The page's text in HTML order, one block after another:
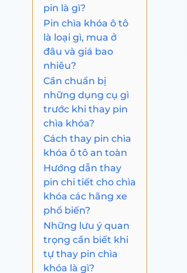
pin là gì?
Pin chìa khóa ô tô
là loại gì, mua ở
đâu và giá bao
nhiêu?
Cần chuẩn bị
những dụng cụ gì
trước khi thay pin
chìa khóa?
Cách thay pin chìa
khóa ô tô an toàn
Hướng dẫn thay
pin chi tiết cho chìa
khóa các hãng xe
phổ biến?
Những lưu ý quan
trọng cần biết khi
tự thay pin chìa
khóa là gì?